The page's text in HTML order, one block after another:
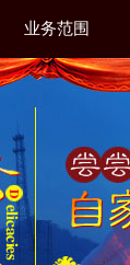
业务范围